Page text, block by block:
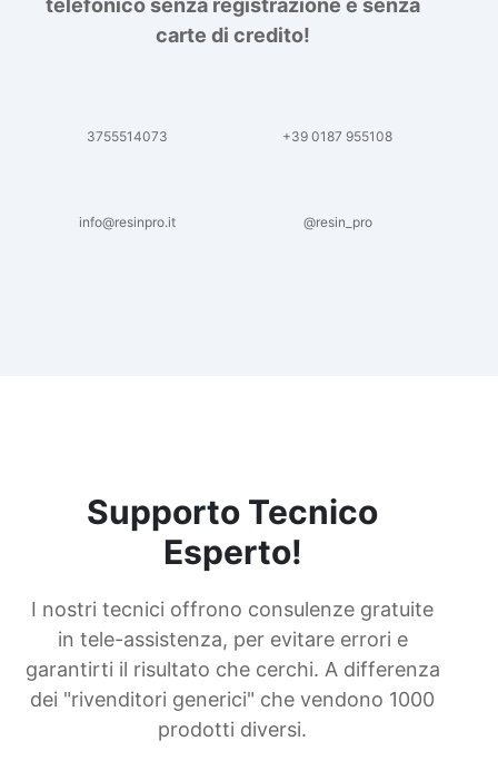
carte di credito!
3755514073 +39 0187 955108
info@resinpro.it @resin_pro
Supporto Tecnico
Esperto!
I nostri tecnici offrono consulenze gratuite
in tele-assistenza, per evitare errori e
garantirti il risultato che cerchi. A differenza
dei "rivenditori generici" che vendono 1000
prodotti diversi.